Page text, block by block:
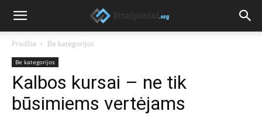
Pradžia Be kategorijos
Be kategorijos
Kalbos kursai – ne tik
būsimiems vertėjams